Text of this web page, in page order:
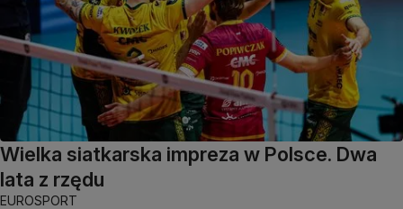
Wielka siatkarska impreza w Polsce. Dwa
lata z rzędu
EUROSPORT